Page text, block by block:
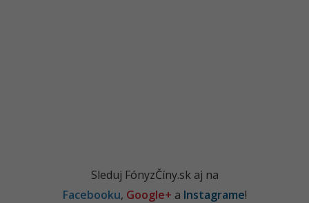
Sleduj FónyzČíny.sk aj na
Facebooku, Google+ a Instagrame!